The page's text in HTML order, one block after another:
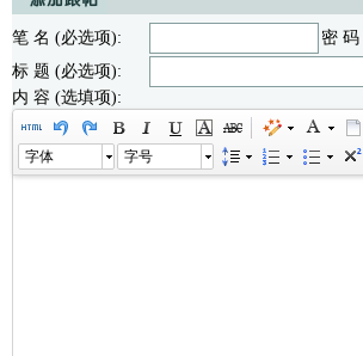
笔 名 (必选项):
密
标 题 (必选项):
内 容 (选填项):
字体 字号